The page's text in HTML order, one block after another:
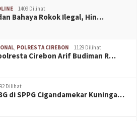
1409 Dilihat
Bahaya Rokok Ilegal, Hin…
, POLRESTA CIREBON 1129 Dilihat
Cirebon Arif Budiman R…
Dilihat
di SPPG Cigandamekar Kuninga…